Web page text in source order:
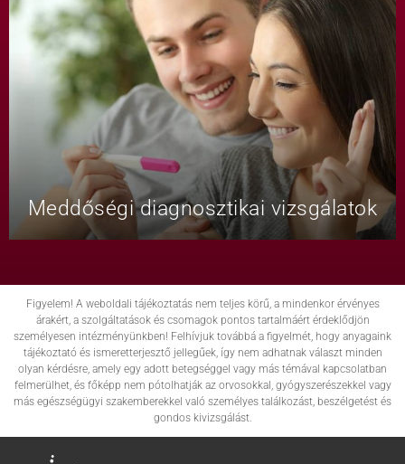
Meddőségi diagnosztikai vizsgálatok
Figyelem! A weboldali tájékoztatás nem teljes körű, a mindenkor érvényes
árakért, a szolgáltatások és csomagok pontos tartalmáért érdeklődjön
személyesen intézményünkben! Felhívjuk továbbá a figyelmét, hogy anyagaink
tájékoztató és ismeretterjesztő jellegűek, így nem adhatnak választ minden
olyan kérdésre, amely egy adott betegséggel vagy más témával kapcsolatban
felmerülhet, és főképp nem pótolhatják az orvosokkal, gyógyszerészekkel vagy
más egészségügyi szakemberekkel való személyes találkozást, beszélgetést és
gondos kivizsgálást.